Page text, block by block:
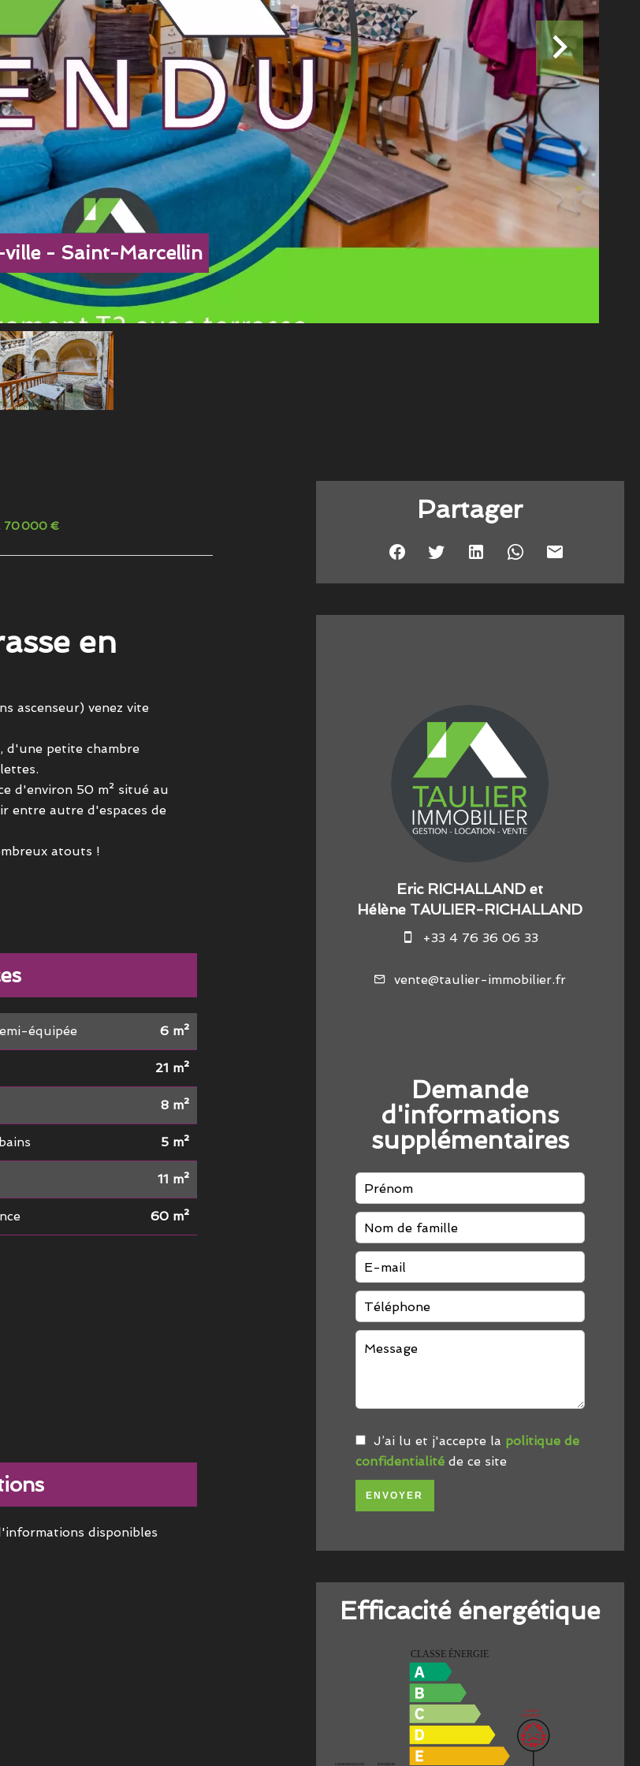
ville - Saint-Marcellin
70 000 €
en
ascenseur) venez vite
d'une petite chambre
d'environ 50 m² situé au
entre autre d'espaces de
atouts !
équipée 6 m²
21 m²
8 m²
5 m²
11 m²
60 m²
disponibles
Partager
Eric RICHALLAND et
Hélène TAULIER-RICHALLAND
+33 4 76 36 06 33
vente@taulier-immobilier.fr
Demande
d'informations
supplémentaires
J’ai lu et j'accepte la politique de
confidentialitéde ce site
ENVOYER
Efficacité énergétique